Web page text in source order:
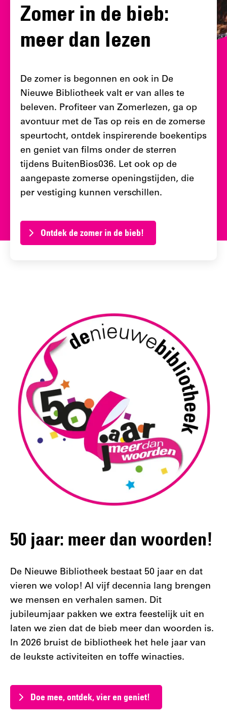
Zomer in de bieb:
meer dan lezen
De zomer is begonnen en ook in De
Nieuwe Bibliotheek valt er van alles te
beleven. Profiteer van Zomerlezen, ga op
avontuur met de Tas op reis en de zomerse
speurtocht, ontdek inspirerende boekentips
en geniet van films onder de sterren
tijdens BuitenBios036. Let ook op de
aangepaste zomerse openingstijden, die
per vestiging kunnen verschillen.
Ontdek de zomer in de bieb!
50 jaar: meer dan woorden!
De Nieuwe Bibliotheek bestaat 50 jaar en dat
vieren we volop! Al vijf decennia lang brengen
we mensen en verhalen samen. Dit
jubileumjaar pakken we extra feestelijk uit en
laten we zien dat de bieb meer dan woorden is.
In 2026 bruist de bibliotheek het hele jaar van
de leukste activiteiten en toffe winacties.
Doe mee, ontdek, vier en geniet!